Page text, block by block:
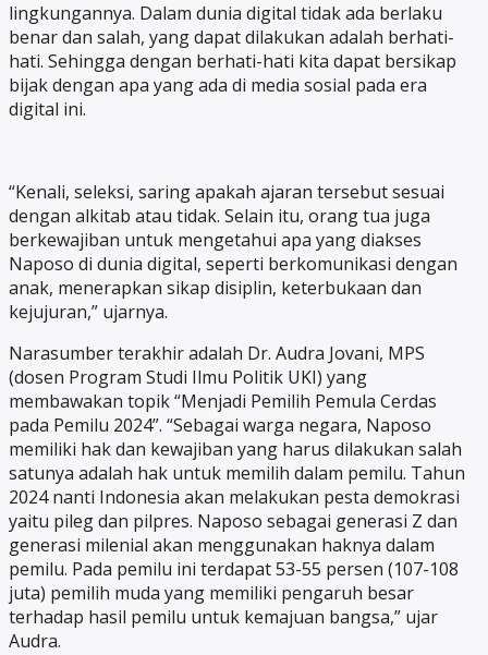
lingkungannya. Dalam dunia digital tidak ada berlaku
benar dan salah, yang dapat dilakukan adalah berhati-
hati. Sehingga dengan berhati-hati kita dapat bersikap
bijak dengan apa yang ada di media sosial pada era
digital ini.
“Kenali, seleksi, saring apakah ajaran tersebut sesuai
dengan alkitab atau tidak. Selain itu, orang tua juga
berkewajiban untuk mengetahui apa yang diakses
Naposo di dunia digital, seperti berkomunikasi dengan
anak, menerapkan sikap disiplin, keterbukaan dan
kejujuran,” ujarnya.
Narasumber terakhir adalah Dr. Audra Jovani, MPS
(dosen Program Studi Ilmu Politik UKI) yang
membawakan topik “Menjadi Pemilih Pemula Cerdas
pada Pemilu 2024”. “Sebagai warga negara, Naposo
memiliki hak dan kewajiban yang harus dilakukan salah
satunya adalah hak untuk memilih dalam pemilu. Tahun
2024 nanti Indonesia akan melakukan pesta demokrasi
yaitu pileg dan pilpres. Naposo sebagai generasi Z dan
generasi milenial akan menggunakan haknya dalam
pemilu. Pada pemilu ini terdapat 53-55 persen (107-108
juta) pemilih muda yang memiliki pengaruh besar
terhadap hasil pemilu untuk kemajuan bangsa,” ujar
Audra.